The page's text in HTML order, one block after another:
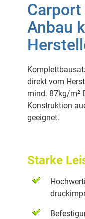
Anbau
direkt vom
mind. 87kg/m²
Konstruktion
geeignet.
Starke